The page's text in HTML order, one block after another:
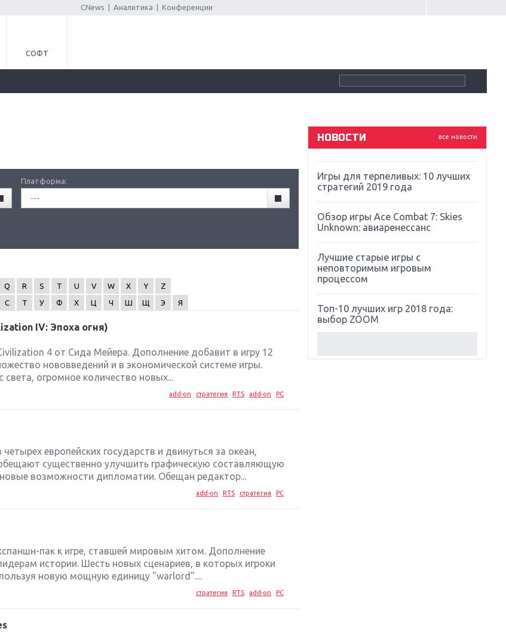
CNews Аналитика Конференции
СОФТ
Платформа:
---
Q R S T U V W X Y
Z
С Т У Ф Х Ц Ч Ш Щ Э Я
IV: Эпоха огня)
4 от Сида Мейера. Дополнение добавит в игру 12
нововведений и в экономической системе игры.
огромное количество новых...
add-on стратегия RTS add-on PC
европейских государств и двинуться за океан,
существенно улучшить графическую составляющую
возможности дипломатии. Обещан редактор...
add-on RTS стратегия PC
пак к игре, ставшей мировым хитом. Дополнение
истории. Шесть новых сценариев, в которых игроки
новую мощную единицу "warlord"....
стратегия RTS add-on PC
все новости
НОВОСТИ
Souls
Far Cry 5: хвалить нельзя ругать
Игры для терпеливых: 10 лучших
стратегий 2019 года
Обзор игры Ace Combat 7: Skies
Unknown: авиаренессанс
Лучшие старые игры с
неповторимым игровым
процессом
Топ-10 лучших игр 2018 года:
выбор ZOOM